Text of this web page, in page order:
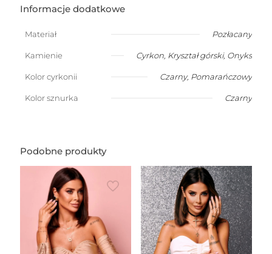
wybrać
Informacje dodatkowe
Materiał Pozłacany
Kamienie Cyrkon, Kryształ górski, Onyks
Kolor cyrkonii Czarny, Pomarańczowy
Kolor sznurka Czarny
Podobne produkty